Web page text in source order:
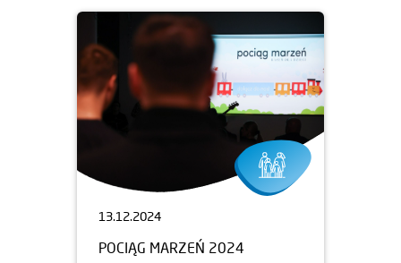
13.12.2024
POCIĄG MARZEŃ 2024